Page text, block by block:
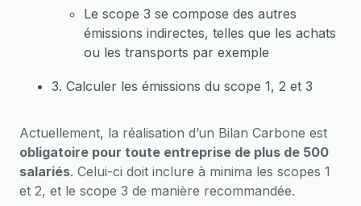
Le scope 3 se compose des autres
émissions indirectes, telles que les achats
ou les transports par exemple
3. Calculer les émissions du scope 1, 2 et 3
Actuellement, la réalisation d’un Bilan Carbone est
obligatoire pour toute entreprise de plus de 500
salariés. Celui-ci doit inclure à minima les scopes 1
et 2, et le scope 3 de manière recommandée.